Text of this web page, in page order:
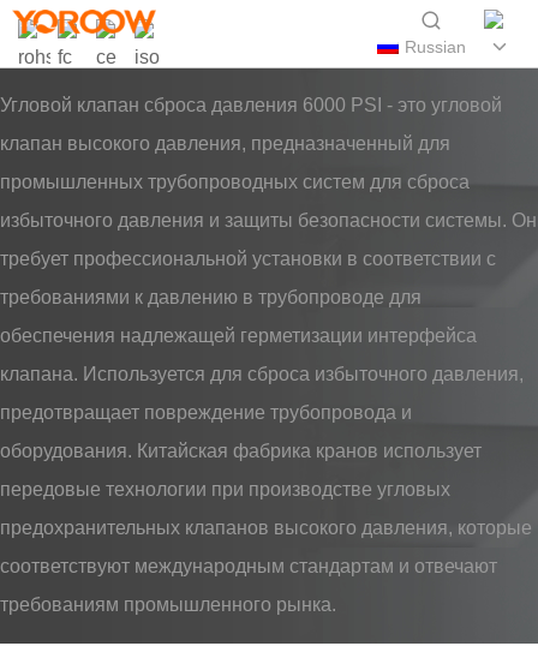
Russian
Угловой клапан сброса давления 6000 PSI - это угловой
клапан высокого давления, предназначенный для
промышленных трубопроводных систем для сброса
избыточного давления и защиты безопасности системы. Он
требует профессиональной установки в соответствии с
требованиями к давлению в трубопроводе для
обеспечения надлежащей герметизации интерфейса
клапана. Используется для сброса избыточного давления,
предотвращает повреждение трубопровода и
оборудования. Китайская фабрика кранов использует
передовые технологии при производстве угловых
предохранительных клапанов высокого давления, которые
соответствуют международным стандартам и отвечают
требованиям промышленного рынка.